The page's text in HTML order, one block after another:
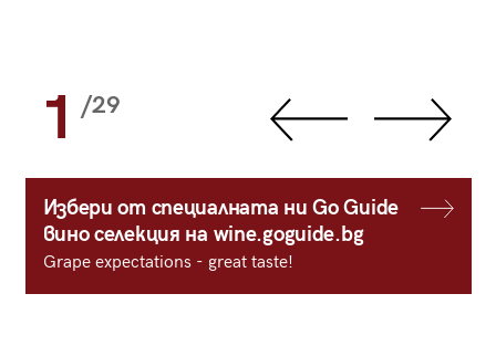
1 /29
Избери от специалната ни Go Guide
вино селекция на wine.goguide.bg
Grape expectations - great taste!